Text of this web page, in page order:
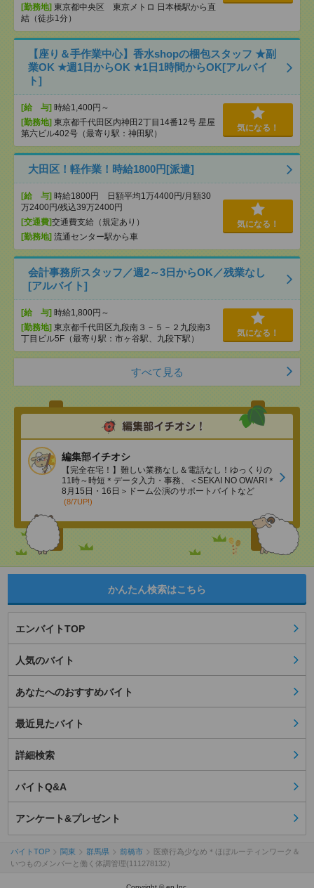
[勤務地] 東京都中央区 東京メトロ 日本橋駅から直
結（徒歩1分）
【座り＆手作業中心】香水shopの梱包スタッフ ★副
業OK ★週1日からOK ★1日1時間からOK[アルバイ
ト]
[給 与] 時給1,400円～
[勤務地] 東京都千代田区内神田2丁目14番12号 星屋
第六ビル402号（最寄り駅：神田駅）
気になる！
大田区！軽作業！時給1800円[派遣]
[給 与] 時給1800円 日額平均1万4400円/月額30
万2400円/残込39万2400円
[交通費]交通費支給（規定あり）
[勤務地] 流通センター駅から車
気になる！
会計事務所スタッフ／週2～3日からOK／残業なし
[アルバイト]
[給 与] 時給1,800円～
[勤務地] 東京都千代田区九段南３－５－２九段南3
丁目ビル5F（最寄り駅：市ヶ谷駅、九段下駅）
気になる！
すべて見る
編集部イチオシ
【完全在宅！】難しい業務なし＆電話なし！ゆっくりの
11時～時短＊データ入力・事務、＜SEKAI NO OWARI＊
8月15日・16日＞ドーム公演のサポートバイトなど
(8/7UP!)
かんたん検索はこちら
エンバイトTOP
人気のバイト
あなたへのおすすめバイト
最近見たバイト
詳細検索
バイトQ&A
アンケート&プレゼント
バイトTOP 関東 群馬県 前橋市
医療行為少なめ＊ほぼルーティンワーク＆
いつものメンバーと働く体調管理(111278132）